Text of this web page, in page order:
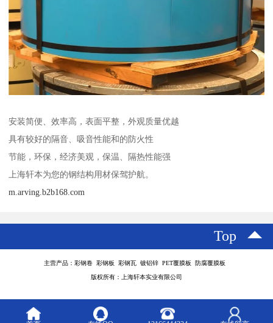
安装简便、效率高，表面平整，外观质量优越
具有较好的隔音、吸音性能和的防火性
节能，环保，经济美观，保温、隔热性能强
上海轩本为您的钢结构用材保驾护航。
m.arving.b2b168.com
Top
主营产品：彩钢卷 彩钢板 彩钢瓦 镀铝锌 PET覆膜板 防腐覆膜板
版权所有：上海轩本实业有限公司